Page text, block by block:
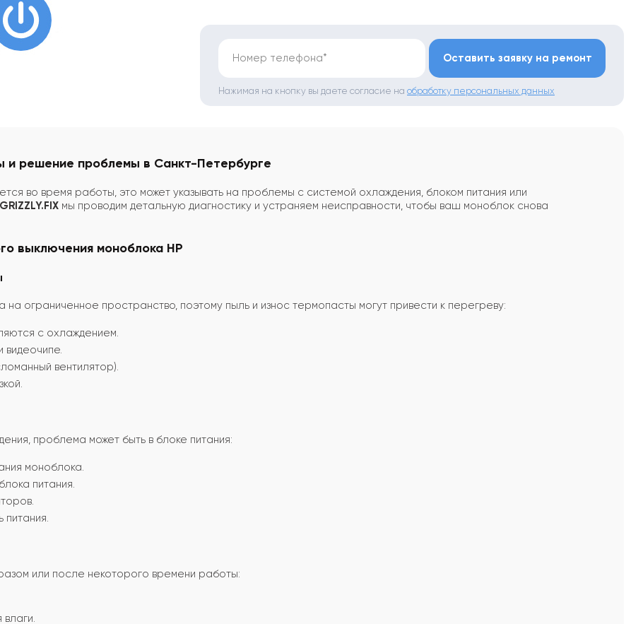
Номер телефона* Оставить заявку на ремонт
Нажимая на кнопку вы даете согласие на обработку персональных данных
и решение проблемы в Санкт-Петербурге
во время работы, это может указывать на проблемы с системой охлаждения, блоком питания или
GRIZZLY.FIX мы проводим детальную диагностику и устраняем неисправности, чтобы ваш моноблок снова
выключения моноблока HP
ограниченное пространство, поэтому пыль и износ термопасты могут привести к перегреву:
с охлаждением.
вентилятор).
проблема может быть в блоке питания:
моноблока.
питания.
или после некоторого времени работы: